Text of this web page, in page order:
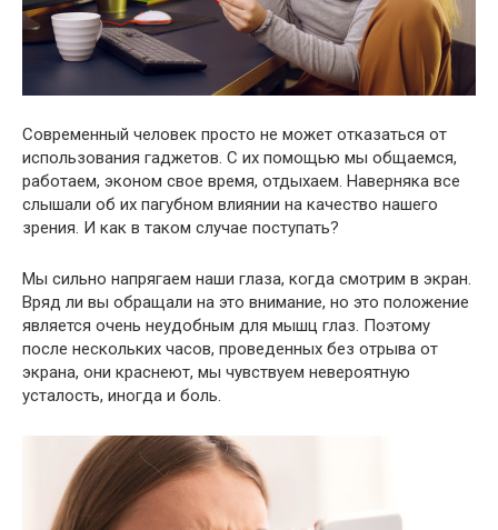
Современный человек просто не может отказаться от
использования гаджетов. С их помощью мы общаемся,
работаем, эконом свое время, отдыхаем. Наверняка все
слышали об их пагубном влиянии на качество нашего
зрения. И как в таком случае поступать?
Мы сильно напрягаем наши глаза, когда смотрим в экран.
Вряд ли вы обращали на это внимание, но это положение
является очень неудобным для мышц глаз. Поэтому
после нескольких часов, проведенных без отрыва от
экрана, они краснеют, мы чувствуем невероятную
усталость, иногда и боль.